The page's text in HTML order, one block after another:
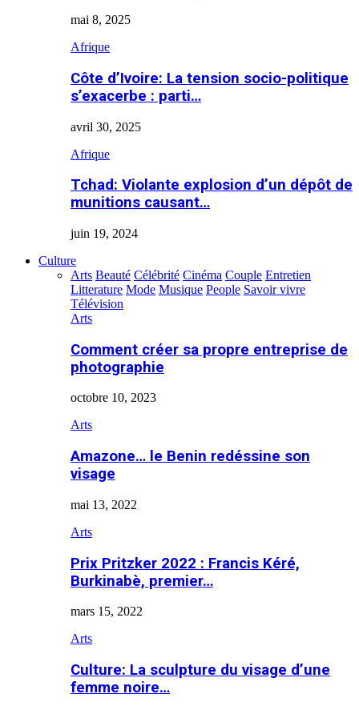
mai 8, 2025
Afrique
Côte d’Ivoire: La tension socio-politique
s’exacerbe : parti…
avril 30, 2025
Afrique
Tchad: Violante explosion d’un dépôt de
munitions causant…
juin 19, 2024
Culture
Arts Beauté Célébrité Cinéma Couple Entretien
Litterature Mode Musique People Savoir vivre
Télévision
Arts
Comment créer sa propre entreprise de
photographie
octobre 10, 2023
Arts
Amazone… le Benin redéssine son
visage
mai 13, 2022
Arts
Prix Pritzker 2022 : Francis Kéré,
Burkinabè, premier…
mars 15, 2022
Arts
Culture: La sculpture du visage d’une
femme noire…